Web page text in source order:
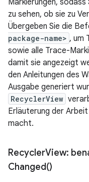
zu sehen, ob sie zu
Übergeben Sie die
package-name> , um
sowie alle Trace-
damit sie angezeigt
den Anleitungen des
Ausgabe generiert
RecyclerView
Erläuterung der Arbeit
macht.
RecyclerView:
Changed()